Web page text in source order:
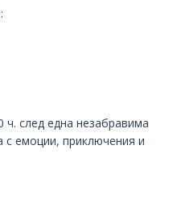
след една незабравима
с емоции, приключения и